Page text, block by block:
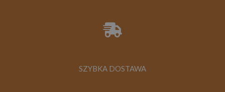
SZYBKA DOSTAWA